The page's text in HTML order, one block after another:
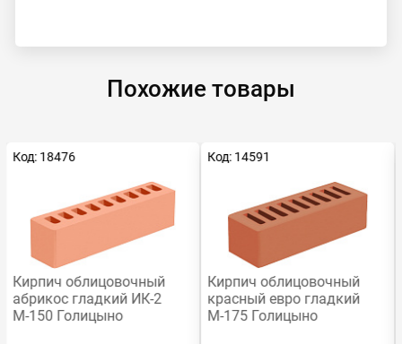
Похожие товары
Код: 18476
Кирпич облицовочный
абрикос гладкий ИК-2
М-150 Голицыно
Код: 14591
Кирпич облицовочный
красный евро гладкий
М-175 Голицыно